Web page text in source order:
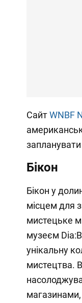
СайтWNBF
Бікон
Бікон у
місцем для
мистецьке
музеєм
унікальну
мистецтва.
магазинами,